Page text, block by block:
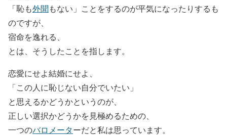
「恥も外聞もない」ことをするのが平気になったりするも
のですが、
宿命を逸れる、
とは、そうしたことを指します。
恋愛にせよ結婚にせよ、
「この人に恥じない自分でいたい」
と思えるかどうかというのが、
正しい選択かどうかを見極めるための、
一つのバロメーターだと私は思っています。